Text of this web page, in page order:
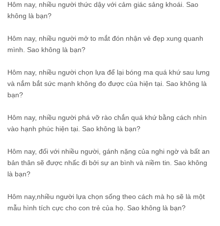
Hôm nay, nhiều người thức dậy với cảm giác sảng khoái. Sao
không là bạn?
Hôm nay, nhiều người mở to mắt đón nhận vẻ đẹp xung quanh
mình. Sao không là bạn?
Hôm nay, nhiều người chọn lựa để lại bóng ma quá khứ sau lưng
và nắm bắt sức mạnh không đo được của hiện tại. Sao không là
bạn?
Hôm nay, nhiều người phá vỡ rào chắn quá khứ bằng cách nhìn
vào hạnh phúc hiện tại. Sao không là bạn?
Hôm nay, đối với nhiều người, gánh nặng của nghi ngờ và bất an
bản thân sẽ được nhấc đi bởi sự an bình và niềm tin. Sao không
là bạn?
Hôm nay,nhiều người lựa chọn sống theo cách mà họ sẽ là một
mẫu hình tích cực cho con trẻ của họ. Sao không là bạn?